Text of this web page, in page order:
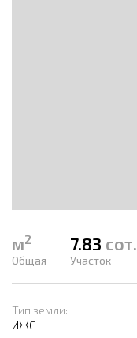
м2
Общая
7.83 сот.
Участок
Тип земли:
ИЖС